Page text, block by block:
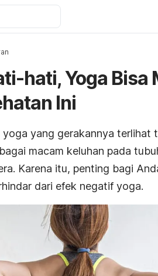
hati, Yoga Bisa
Ini
yang gerakannya terlihat
macam keluhan pada
Karena itu, penting bagi
dari efek negatif yoga.